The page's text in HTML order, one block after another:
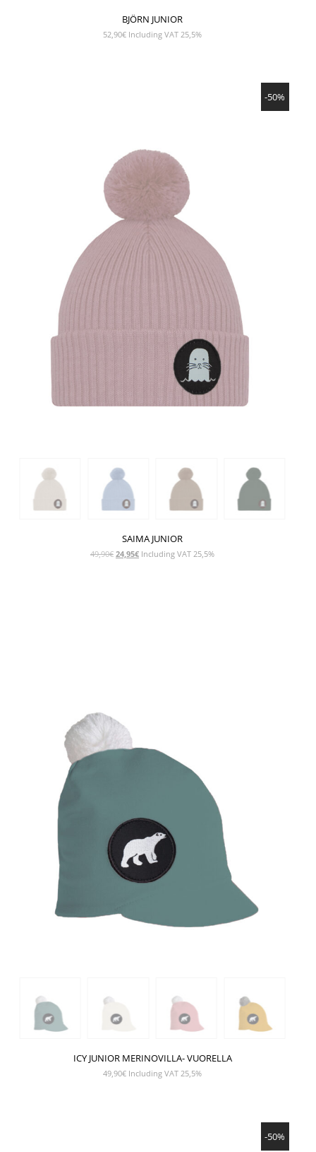
BJÖRN JUNIOR
52,90€ Including VAT 25,5%
-50%
SAIMA JUNIOR
49,90€ Alkuperäinen
24,95€Nykyinen
Including VAT 25,5%
ICY JUNIOR MERINOVILLA- VUORELLA
49,90€ Including VAT 25,5%
-50%